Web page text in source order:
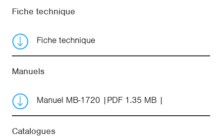
Fiche technique
Fiche technique
Manuels
Manuel MB-1720 PDF 1.35 MB
Catalogues